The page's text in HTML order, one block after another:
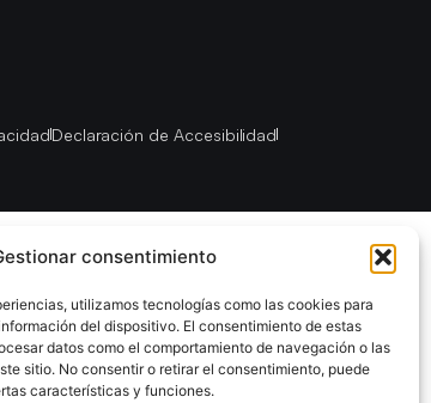
consentimiento
utilizamos tecnologías como las cookies para
del dispositivo. El consentimiento de estas
datos como el comportamiento de navegación o las
sitio. No consentir o retirar el consentimiento, puede
características y funciones.
Declaración de Accesibilidad